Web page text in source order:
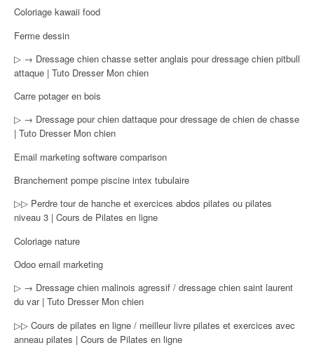
Coloriage kawaii food
Ferme dessin
▷ → Dressage chien chasse setter anglais pour dressage chien pitbull
attaque | Tuto Dresser Mon chien
Carre potager en bois
▷ → Dressage pour chien dattaque pour dressage de chien de chasse
| Tuto Dresser Mon chien
Email marketing software comparison
Branchement pompe piscine intex tubulaire
▷▷ Perdre tour de hanche et exercices abdos pilates ou pilates
niveau 3 | Cours de Pilates en ligne
Coloriage nature
Odoo email marketing
▷ → Dressage chien malinois agressif / dressage chien saint laurent
du var | Tuto Dresser Mon chien
▷▷ Cours de pilates en ligne / meilleur livre pilates et exercices avec
anneau pilates | Cours de Pilates en ligne